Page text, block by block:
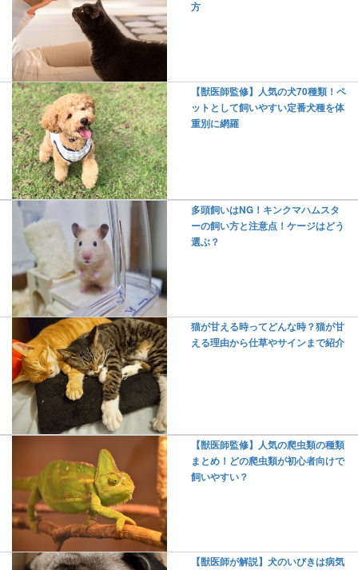
方
【獣医師監修】人気の犬70種類！ペ
ットとして飼いやすい定番犬種を体
重別に網羅
多頭飼いはNG！キンクマハムスタ
ーの飼い方と注意点！ケージはどう
選ぶ？
猫が甘える時ってどんな時？猫が甘
える理由から仕草やサインまで紹介
【獣医師監修】人気の爬虫類の種類
まとめ！どの爬虫類が初心者向けで
飼いやすい？
【獣医師が解説】犬のいびきは病気